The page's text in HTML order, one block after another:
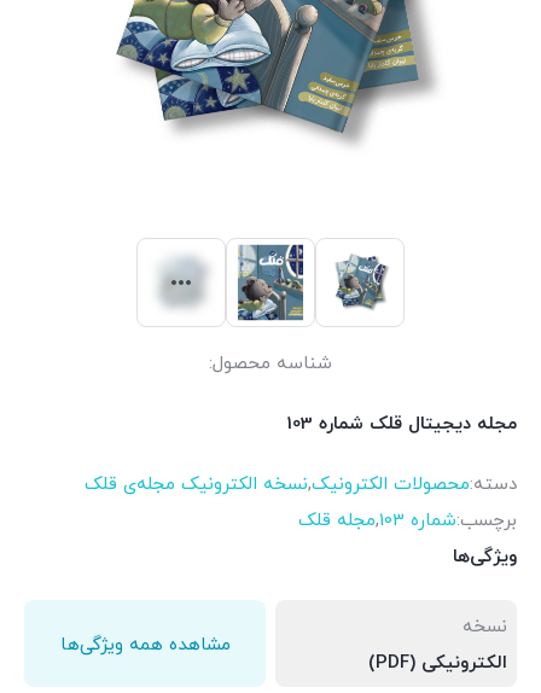
شناسه محصول:
مجله دیجیتال قلک شماره 103
دسته:محصولات الکترونیک,نسخه الکترونیک مجله‌ی قلک
برچسب:شماره 103 ,مجله قلک
ویژگی‌ها
نسخه
الکترونیکی (PDF)
مشاهده همه ویژگی‌ها